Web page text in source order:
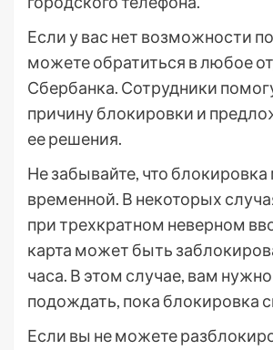
Если у вас нет возможности
можете обратиться в любое
Сбербанка. Сотрудники
причину блокировки и
ее решения.
Не забывайте, что
временной. В некоторых
при трехкратном неверном
карта может быть
часа. В этом случае, вам
подождать, пока блокировка
Если вы не можете